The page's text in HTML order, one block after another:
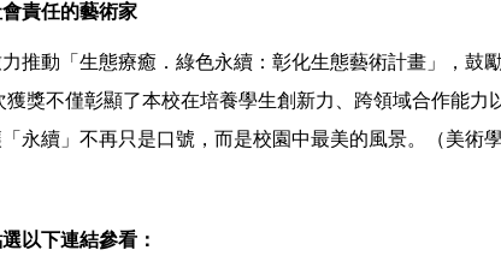
責任的藝術家
推動「生態療癒．綠色永續：彰化生態藝術計畫」，
獲獎不僅彰顯了本校在培養學生創新力、跨領域合作能
永續」不再只是口號，而是校園中最美的風景。（美術學
以下連結參看：